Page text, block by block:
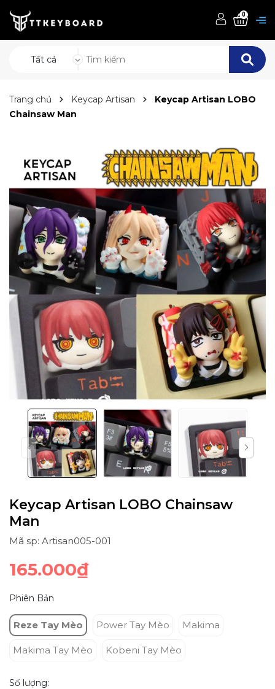
Tất cả
0
Trang chủ Keycap Artisan
Keycap Artisan LOBO
Chainsaw Man
Keycap Artisan LOBO Chainsaw
Man
Mã sp: Artisan005-001
165.000₫
Phiên Bản
Reze Tay Mèo Power Tay Mèo Makima
Makima Tay Mèo Kobeni Tay Mèo
Số lượng: